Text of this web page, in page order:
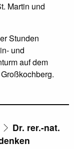
Martin und
Stunden
und
auf dem
Dr. rer.-nat.